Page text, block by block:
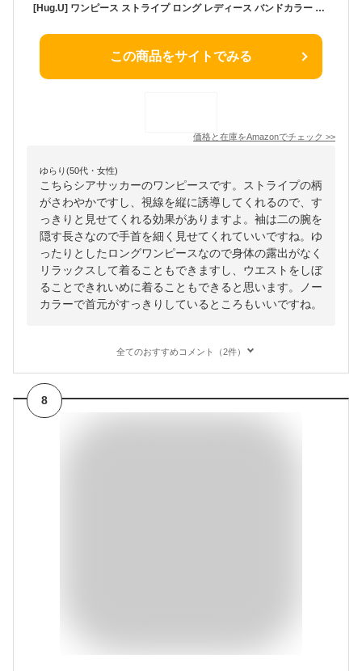
[Hug.U] ワンピース ストライプ ロング レディース バンドカラー 半袖 二の腕カバー シアサッカー ウエストマーク フレアワンピース フレア[ベージュ×ホワイトストライプ] d459BG
この商品をサイトでみる
価格と在庫をAmazonでチェック >>
ゆらり(50代・女性)
こちらシアサッカーのワンピースです。ストライプの柄
がさわやかですし、視線を縦に誘導してくれるので、す
っきりと見せてくれる効果がありますよ。袖は二の腕を
隠す長さなので手首を細く見せてくれていいですね。ゆ
ったりとしたロングワンピースなので身体の露出がなく
リラックスして着ることもできますし、ウエストをしぼ
ることできれいめに着ることもできると思います。ノー
カラーで首元がすっきりしているところもいいですね。
全てのおすすめコメント（2件）
8